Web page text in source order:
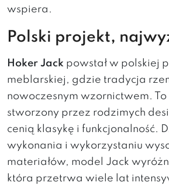
wspiera.
Polski projekt,
Hoker Jack powstał w polskiej
meblarskiej, gdzie tradycja
nowoczesnym wzornictwem.
stworzony przez rodzimych
cenią klasykę i funkcjonalność.
wykonania i wykorzystaniu
materiałów, model Jack
która przetrwa wiele lat